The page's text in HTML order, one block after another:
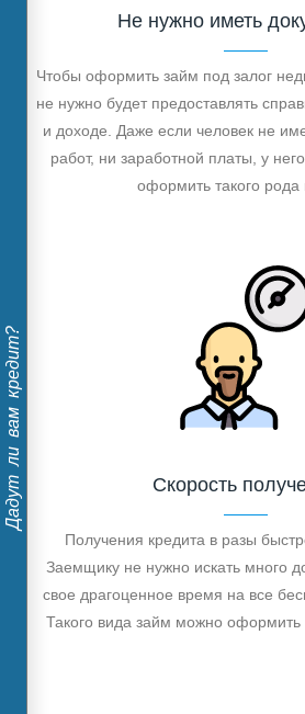
Дадут ли вам кредит?
Не нужно иметь
Чтобы оформить займ под залог
не нужно будет предоставлять
и доходе. Даже если человек не
работ, ни заработной платы, у
оформить такого рода
Скорость
Получения кредита в разы
Заемщику не нужно искать много
свое драгоценное время на все
Такого вида займ можно оформить